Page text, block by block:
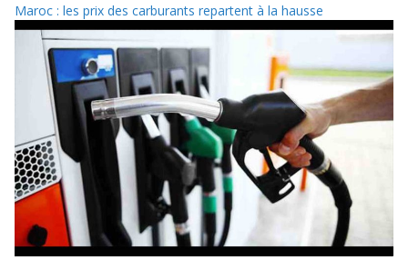
Maroc : les prix des carburants repartent à la hausse